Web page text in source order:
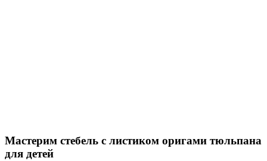
Мастерим стебель с листиком оригами тюльпана
для детей